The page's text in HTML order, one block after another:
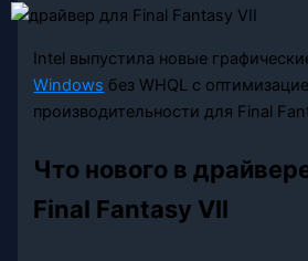
Intel выпустила новые
Windows без WHQL с
производительности для Final
Что нового в
Final Fantasy VII